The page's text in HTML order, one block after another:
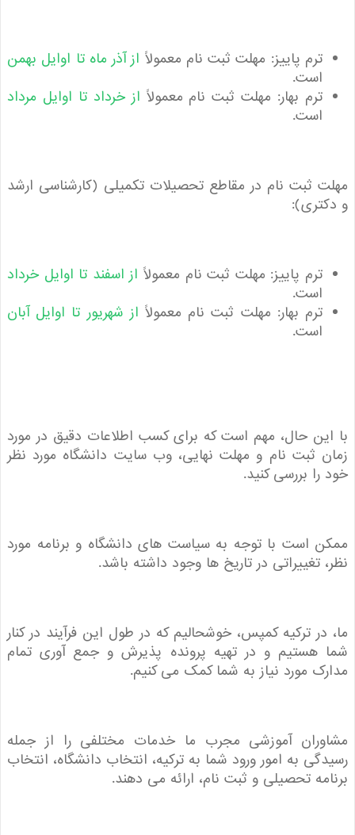
ترم پاییز: مهلت ثبت نام معمولاًاز آذر ماه تا اوایل بهمن
است.
ترم بهار: مهلت ثبت نام معمولاًاز خرداد تا اوایل مرداد
است.
ثبت نام در مقاطع تحصیلات تکمیلی (کارشناسی ارشد
ترم پاییز: مهلت ثبت نام معمولاًاز اسفند تا اوایل خرداد
است.
ترم بهار: مهلت ثبت نام معمولاًاز شهریور تا اوایل آبان
است.
حال، مهم است که برای کسب اطلاعات دقیق در مورد
ثبت نام و مهلت نهایی، وب سایت دانشگاه مورد نظر
بررسی کنید.
است با توجه به سیاست های دانشگاه و برنامه مورد
تغییراتی در تاریخ ها وجود داشته باشد.
ترکیه کمپس، خوشحالیم که در طول این فرآیند در کنار
هستیم و در تهیه پرونده پذیرش و جمع آوری تمام
مورد نیاز به شما کمک می کنیم.
آموزشی مجرب ما خدمات مختلفی را از جمله
به امور ورود شما به ترکیه، انتخاب دانشگاه، انتخاب
تحصیلی و ثبت نام، ارائه می دهند.